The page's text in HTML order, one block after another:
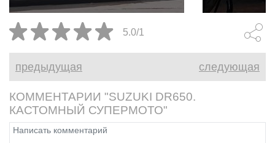
проект Rad
Customs
спортбайк
5.0/1
предыдущая следующая
КОММЕНТАРИИ "SUZUKI DR650.
КАСТОМНЫЙ СУПЕРМОТО"